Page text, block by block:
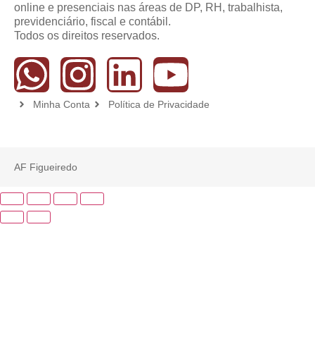
online e presenciais nas áreas de DP, RH, trabalhista,
previdenciário, fiscal e contábil.
Todos os direitos reservados.
Minha Conta Política de Privacidade
AF Figueiredo